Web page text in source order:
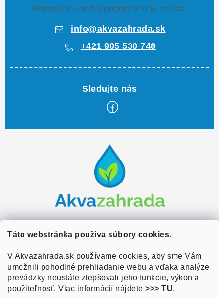
Táto webstránka používa súbory cookies.
V Akvazahrada.sk používame cookies, aby sme Vám
umožnili pohodlné prehliadanie webu a vďaka analýze
prevádzky neustále zlepšovali jeho funkcie, výkon a
použiteľnosť. Viac informácií nájdete >>> TU.
Potrebujete s niečím poradiť? Sme tu pre vás!
info@akvazahrada.sk
+421 905 530 748
e
Zákaznícky servis
Doprava a platba
Obchodné podmienky
Užitočné informácie
O nás
Referencie
Overené zákazníkmi